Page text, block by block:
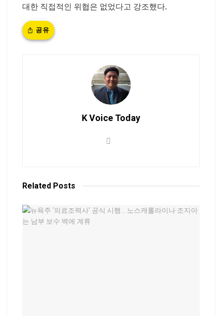
대한 직접적인 위협은 없었다고 강조했다.
공유
K Voice Today
Related Posts